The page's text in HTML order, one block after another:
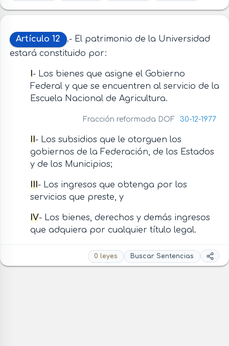
Artículo 12
.- El patrimonio de la Universidad
estará constituido por:
- Los bienes que asigne el Gobierno
Federal y que se encuentren al servicio de la
Escuela Nacional de Agricultura.
Fracción reformada DOF 30-12-1977
- Los subsidios que le otorguen los
gobiernos de la Federación, de los Estados
y de los Municipios;
- Los ingresos que obtenga por los
servicios que preste, y
IV- Los bienes, derechos y demás ingresos
que adquiera por cualquier título legal.
0 leyes Buscar Sentencias